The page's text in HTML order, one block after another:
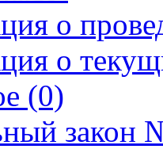
о
о
(0)
закон